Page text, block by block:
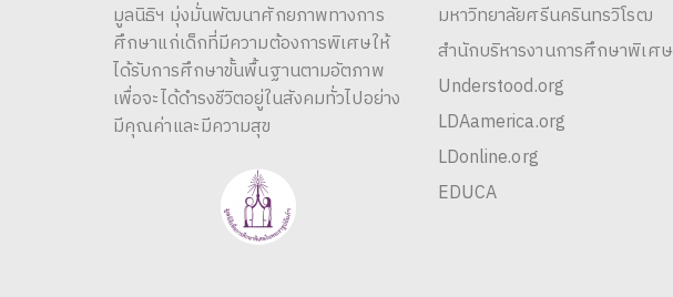
มูลนิธิฯ มุ่งมั่นพัฒนาศักยภาพทางการ
ศึกษาแก่เด็กที่มีความต้องการพิเศษให้
ได้รับการศึกษาขั้นพื้นฐานตามอัตภาพ
เพื่อจะได้ดำรงชีวิตอยู่ในสังคมทั่วไปอย่าง
มีคุณค่าและมีความสุข
มหาวิทยาลัยศรีนครินทรวิโรฒ
สำนักบริหารงานการศึกษาพิเศษ
Understood.org
LDAamerica.org
LDonline.org
EDUCA